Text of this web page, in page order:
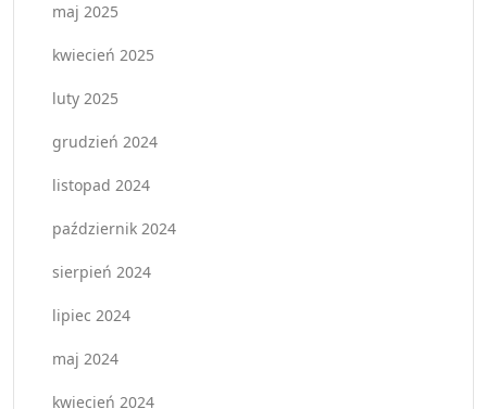
maj 2025
kwiecień 2025
luty 2025
grudzień 2024
listopad 2024
październik 2024
sierpień 2024
lipiec 2024
maj 2024
kwiecień 2024